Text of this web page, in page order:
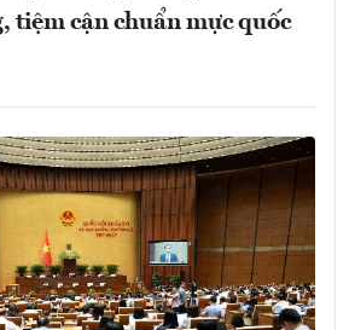
tiệm cận chuẩn mực quốc